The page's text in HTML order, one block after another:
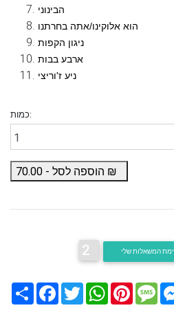
הבינוני
הוא אלוקינו/אתה בחרתנו
ניגון הקפות
ארבע בבות
ניע ז'וריצי
כמות:
הוספה לסל - 70.00
2
שתף Facebook
TwitterWhatsApp